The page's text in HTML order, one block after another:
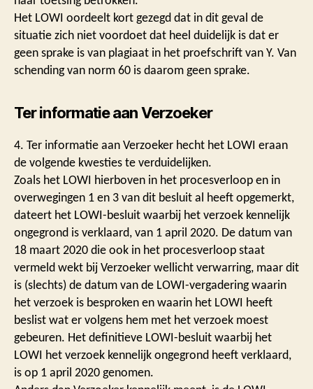
Het LOWI oordeelt kort gezegd dat in dit geval de
situatie zich niet voordoet dat heel duidelijk is dat er
geen sprake is van plagiaat in het proefschrift van Y. Van
schending van norm 60 is daarom geen sprake.
Ter informatie aan Verzoeker
4. Ter informatie aan Verzoeker hecht het LOWI eraan
de volgende kwesties te verduidelijken.
Zoals het LOWI hierboven in het procesverloop en in
overwegingen 1 en 3 van dit besluit al heeft opgemerkt,
dateert het LOWI-besluit waarbij het verzoek kennelijk
ongegrond is verklaard, van 1 april 2020. De datum van
18 maart 2020 die ook in het procesverloop staat
vermeld wekt bij Verzoeker wellicht verwarring, maar dit
is (slechts) de datum van de LOWI-vergadering waarin
het verzoek is besproken en waarin het LOWI heeft
beslist wat er volgens hem met het verzoek moest
gebeuren. Het definitieve LOWI-besluit waarbij het
LOWI het verzoek kennelijk ongegrond heeft verklaard,
is op 1 april 2020 genomen.